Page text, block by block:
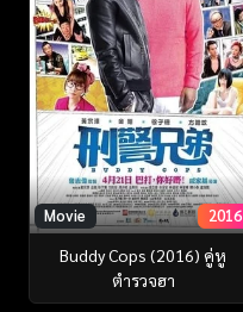
Movie 2016
Buddy Cops (2016) คู่หู
ตำรวจฮา